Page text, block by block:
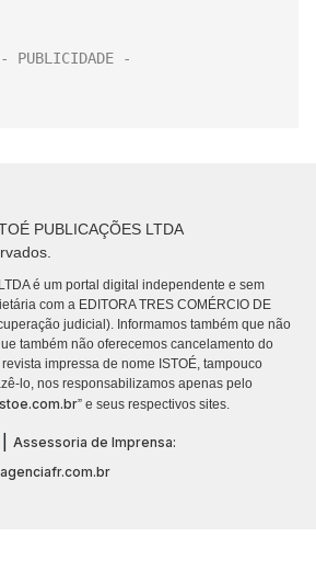
PUBLICAÇÕES LTDA
é um portal digital independente e sem
com a EDITORA TRES COMÉRCIO DE
judicial). Informamos também que não
também não oferecemos cancelamento do
impressa de nome ISTOÉ, tampouco
lo, nos responsabilizamos apenas pelo
” e seus respectivos sites.
Assessoria de Imprensa: